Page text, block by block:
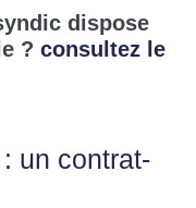
dispose
? consultez le
un contrat-